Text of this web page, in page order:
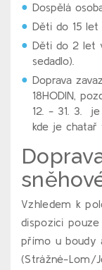
Dospělá
Děti do 15
Děti do 2 let
sedadlo).
Doprava
18HODIN,
12. - 31. 3. je
kde je chatař
Vzhledem k
dispozici
přímo u boudy
(Strážné-Lom/